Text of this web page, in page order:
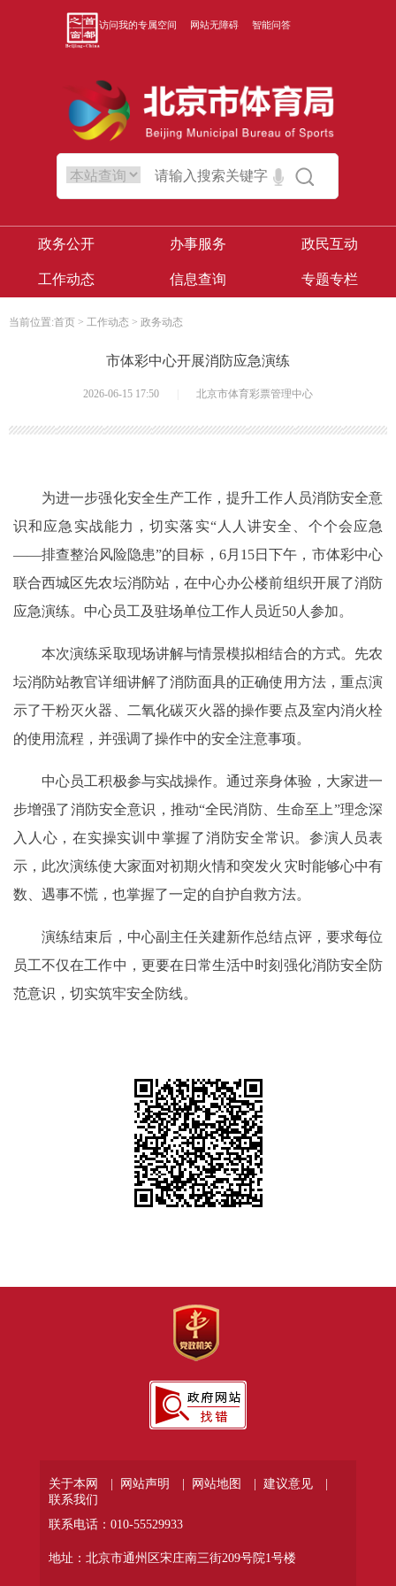
访问我的专属空间 网站无障碍 智能问答
政务公开 办事服务 政民互动
工作动态 信息查询 专题专栏
当前位置:首页 > 工作动态 > 政务动态
市体彩中心开展消防应急演练
2026-06-15 17:50 北京市体育彩票管理中心
为进一步强化安全生产工作，提升工作人员消防安全意
识和应急实战能力，切实落实“人人讲安全、个个会应急
——排查整治风险隐患”的目标，6月15日下午，市体彩中心
联合西城区先农坛消防站，在中心办公楼前组织开展了消防
应急演练。中心员工及驻场单位工作人员近50人参加。
本次演练采取现场讲解与情景模拟相结合的方式。先农
坛消防站教官详细讲解了消防面具的正确使用方法，重点演
示了干粉灭火器、二氧化碳灭火器的操作要点及室内消火栓
的使用流程，并强调了操作中的安全注意事项。
中心员工积极参与实战操作。通过亲身体验，大家进一
步增强了消防安全意识，推动“全民消防、生命至上”理念深
入人心，在实操实训中掌握了消防安全常识。参演人员表
示，此次演练使大家面对初期火情和突发火灾时能够心中有
数、遇事不慌，也掌握了一定的自护自救方法。
演练结束后，中心副主任关建新作总结点评，要求每位
员工不仅在工作中，更要在日常生活中时刻强化消防安全防
范意识，切实筑牢安全防线。
关于本网 | 网站声明 | 网站地图 |
建议意见 |
联系我们
联系电话：010-55529933
地址：北京市通州区宋庄南三街209号院1号楼